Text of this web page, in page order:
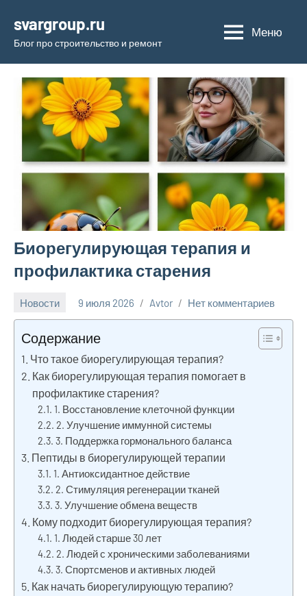
содержимому
svargroup.ru
Блог про строительство и ремонт
Меню
Биорегулирующая терапия и
профилактика старения
Новости 9 июля 2026 Avtor Нет комментариев
Содержание
Что такое биорегулирующая терапия?
Как биорегулирующая терапия помогает в
профилактике старения?
1. Восстановление клеточной функции
2. Улучшение иммунной системы
3. Поддержка гормонального баланса
Пептиды в биорегулирующей терапии
1. Антиоксидантное действие
2. Стимуляция регенерации тканей
3. Улучшение обмена веществ
Кому подходит биорегулирующая терапия?
1. Людей старше 30 лет
2. Людей с хроническими заболеваниями
3. Спортсменов и активных людей
Как начать биорегулирующую терапию?